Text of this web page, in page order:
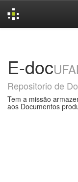
E-doc
Repositorio de
Tem a missão
aos Documentos